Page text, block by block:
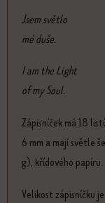
Jsem světlo
mé duše.
I am the Light
of my Soul.
Zápisníček má 18
6 mm a mají světle
g), křídového papíru.
Velikost zápisníčku